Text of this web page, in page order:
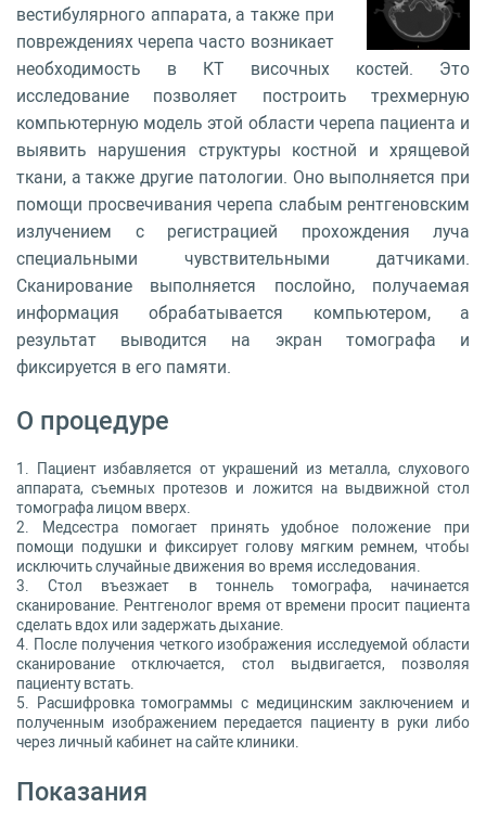
вестибулярного аппарата, а также при
повреждениях черепа часто возникает
необходимость в КТ височных костей. Это
исследование позволяет построить трехмерную
компьютерную модель этой области черепа пациента и
выявить нарушения структуры костной и хрящевой
ткани, а также другие патологии. Оно выполняется при
помощи просвечивания черепа слабым рентгеновским
излучением с регистрацией прохождения луча
специальными чувствительными датчиками.
Сканирование выполняется послойно, получаемая
информация обрабатывается компьютером, а
результат выводится на экран томографа и
фиксируется в его памяти.
О процедуре
Пациент избавляется от украшений из металла, слухового
аппарата, съемных протезов и ложится на выдвижной стол
томографа лицом вверх.
Медсестра помогает принять удобное положение при
помощи подушки и фиксирует голову мягким ремнем, чтобы
исключить случайные движения во время исследования.
Стол въезжает в тоннель томографа, начинается
сканирование. Рентгенолог время от времени просит пациента
сделать вдох или задержать дыхание.
После получения четкого изображения исследуемой области
сканирование отключается, стол выдвигается, позволяя
пациенту встать.
Расшифровка томограммы с медицинским заключением и
полученным изображением передается пациенту в руки либо
через личный кабинет на сайте клиники.
Показания